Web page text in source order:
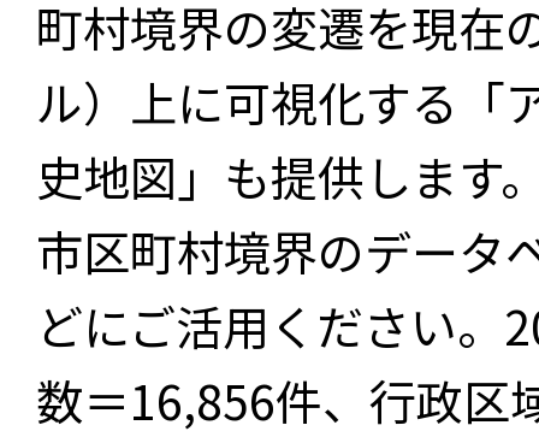
町村境界の変遷を現在
ル）上に可視化する「
史地図」も提供します
市区町村境界のデータ
どにご活用ください。
数＝16,856件、行政区